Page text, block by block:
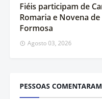
Fiéis participam de
Romaria e Novena
Formosa
Agosto 03, 2026
PESSOAS COMENTARAM